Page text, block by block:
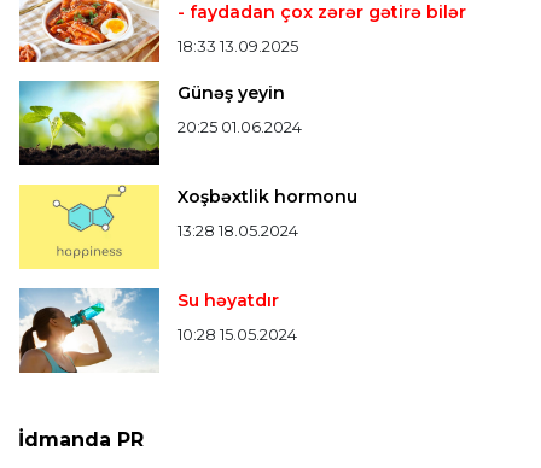
- faydadan çox zərər gətirə bilər
18:33 13.09.2025
Günəş yeyin
20:25 01.06.2024
Xoşbəxtlik hormonu
13:28 18.05.2024
Su həyatdır
10:28 15.05.2024
İdmanda PR